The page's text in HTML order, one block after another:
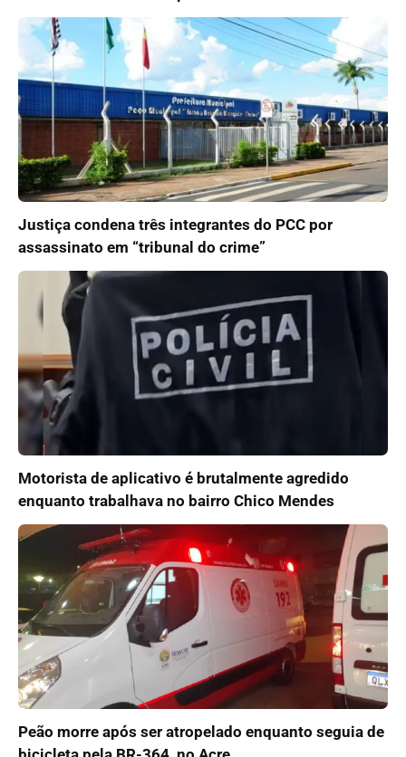
Justiça condena três integrantes do PCC por
assassinato em “tribunal do crime”
Motorista de aplicativo é brutalmente agredido
enquanto trabalhava no bairro Chico Mendes
Peão morre após ser atropelado enquanto seguia de